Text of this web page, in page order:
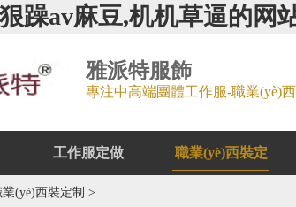
躁av麻豆,机机草逼的网
雅派特服飾
專注中高端團體工作服-職業(yè)西裝定
工作服定做 職業(yè)西裝定
業(yè)西裝定制 >